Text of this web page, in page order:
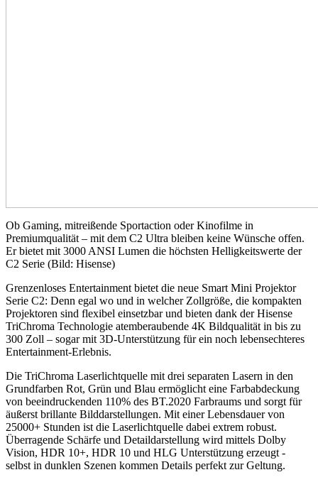
Ob Gaming, mitreißende Sportaction oder Kinofilme in
Premiumqualität – mit dem C2 Ultra bleiben keine Wünsche offen.
Er bietet mit 3000 ANSI Lumen die höchsten Helligkeitswerte der
C2 Serie (Bild: Hisense)
Grenzenloses Entertainment bietet die neue Smart Mini Projektor
Serie C2: Denn egal wo und in welcher Zollgröße, die kompakten
Projektoren sind flexibel einsetzbar und bieten dank der Hisense
TriChroma Technologie atemberaubende 4K Bildqualität in bis zu
300 Zoll – sogar mit 3D-Unterstützung für ein noch lebensechteres
Entertainment-Erlebnis.
Die TriChroma Laserlichtquelle mit drei separaten Lasern in den
Grundfarben Rot, Grün und Blau ermöglicht eine Farbabdeckung
von beeindruckenden 110% des BT.2020 Farbraums und sorgt für
äußerst brillante Bilddarstellungen. Mit einer Lebensdauer von
25000+ Stunden ist die Laserlichtquelle dabei extrem robust.
Überragende Schärfe und Detaildarstellung wird mittels Dolby
Vision, HDR 10+, HDR 10 und HLG Unterstützung erzeugt -
selbst in dunklen Szenen kommen Details perfekt zur Geltung.